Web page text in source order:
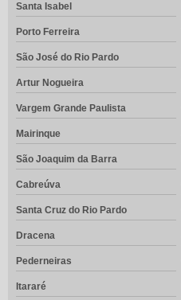
Santa Isabel
Porto Ferreira
São José do Rio Pardo
Artur Nogueira
Vargem Grande Paulista
Mairinque
São Joaquim da Barra
Cabreúva
Santa Cruz do Rio Pardo
Dracena
Pederneiras
Itararé